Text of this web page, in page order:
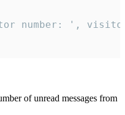
number: ',
of unread messages from